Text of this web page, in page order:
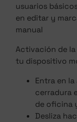
usuarios
en editar y
manual
Activación de
tu dispositivo
Entra en
cerradura
de oficina
Desliza